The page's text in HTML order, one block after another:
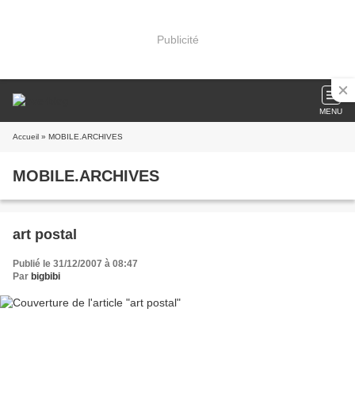
Publicité
MENU
Accueil » MOBILE.ARCHIVES
MOBILE.ARCHIVES
art postal
Publié le 31/12/2007 à 08:47
Par bigbibi